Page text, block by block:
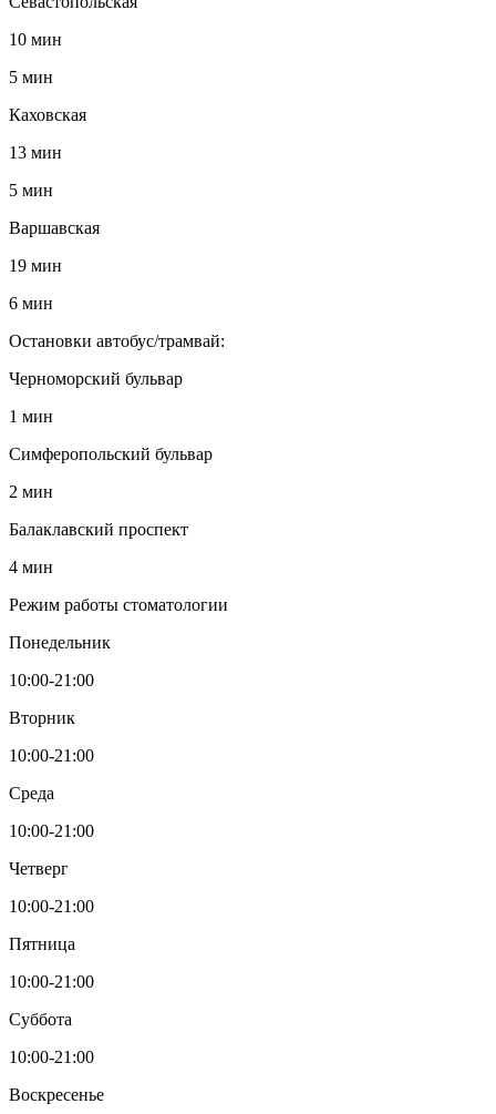
10 мин
5 мин
Каховская
13 мин
5 мин
Варшавская
19 мин
6 мин
Остановки автобус/трамвай:
Черноморский бульвар
1 мин
Симферопольский бульвар
2 мин
Балаклавский проспект
4 мин
Режим работы стоматологии
Понедельник
10:00-21:00
Вторник
10:00-21:00
Среда
10:00-21:00
Четверг
10:00-21:00
Пятница
10:00-21:00
Суббота
10:00-21:00
Воскресенье